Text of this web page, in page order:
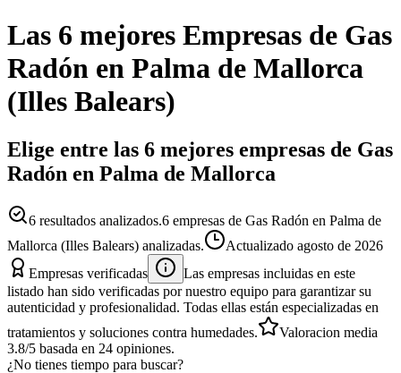
Las 6 mejores Empresas de Gas
Radón en Palma de Mallorca
(Illes Balears)
Elige entre las 6 mejores empresas de Gas
Radón en Palma de Mallorca
6 resultados analizados.6 empresas de Gas Radón en Palma de
Mallorca (Illes Balears) analizadas.
Actualizado agosto de 2026
Empresas verificadas
Las empresas incluidas en este
listado han sido verificadas por nuestro equipo para garantizar su
autenticidad y profesionalidad. Todas ellas están especializadas en
tratamientos y soluciones contra humedades.
Valoracion media
3.8/5 basada en 24 opiniones.
¿No tienes tiempo para buscar?